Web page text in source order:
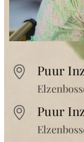
Puur
Puur